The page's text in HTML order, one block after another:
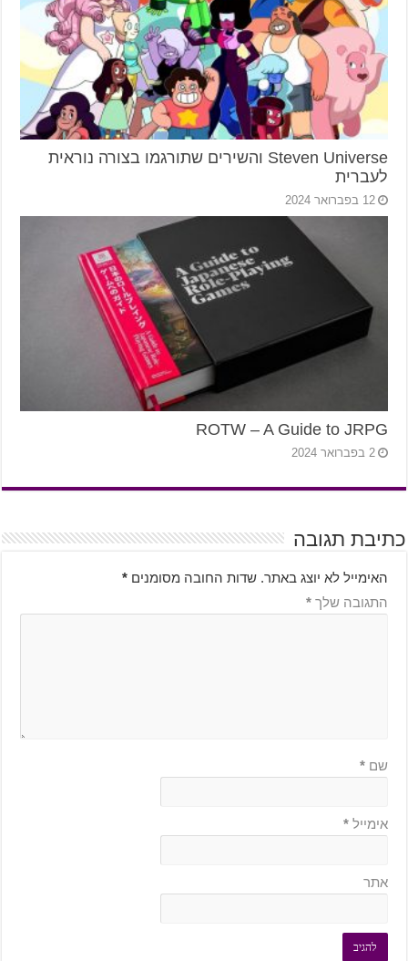
Steven Universe והשירים שתורגמו בצורה נוראית
לעברית
12 בפברואר 2024
ROTW – A Guide to JRPG
2 בפברואר 2024
כתיבת תגובה
האימייל לא יוצג באתר. שדות החובה מסומנים *
התגובה שלך *
שם *
אימייל *
אתר